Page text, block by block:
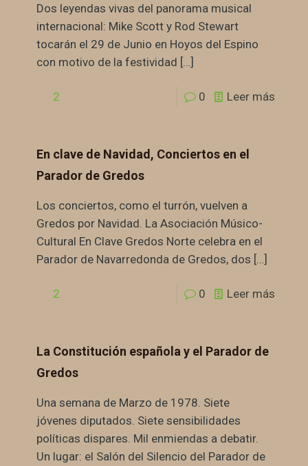
Dos leyendas vivas del panorama musical
internacional: Mike Scott y Rod Stewart
tocarán el 29 de Junio en Hoyos del Espino
con motivo de la festividad […]
2 0 Leer más
En clave de Navidad, Conciertos en el
Parador de Gredos
Los conciertos, como el turrón, vuelven a
Gredos por Navidad. La Asociación Músico-
Cultural En Clave Gredos Norte celebra en el
Parador de Navarredonda de Gredos, dos […]
2 0 Leer más
La Constitución española y el Parador de
Gredos
Una semana de Marzo de 1978. Siete
jóvenes diputados. Siete sensibilidades
políticas dispares. Mil enmiendas a debatir.
Un lugar: el Salón del Silencio del Parador de